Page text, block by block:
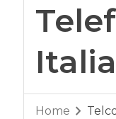
Italia
Home